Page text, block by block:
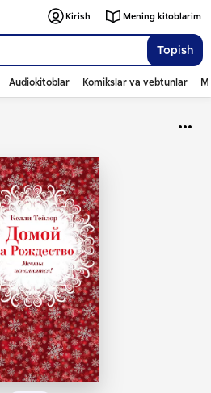
Topish
Kirish Mening kitoblarim
Audiokitoblar Komikslar va vebtunlar